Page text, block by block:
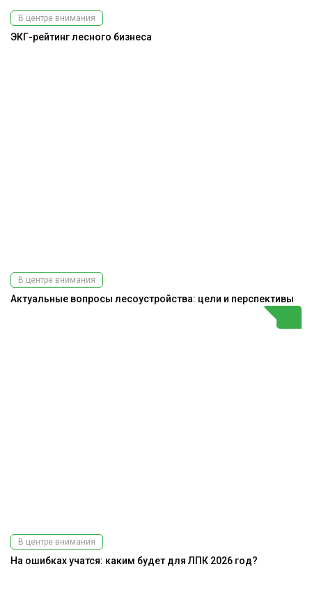
В центре внимания
ЭКГ-рейтинг лесного бизнеса
В центре внимания
Актуальные вопросы лесоустройства: цели и перспективы
В центре внимания
На ошибках учатся: каким будет для ЛПК 2026 год?